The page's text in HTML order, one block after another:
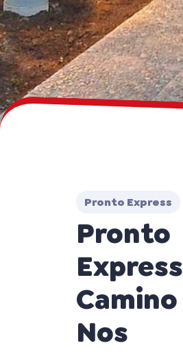
Pronto Express
Pronto
Express
Camino
Nos